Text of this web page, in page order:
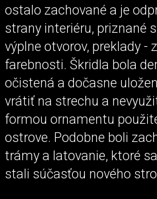
ostalo zachované a je
strany interiéru, priznané
výplne otvorov, preklady -
farebnosti. Škridla bola
očistená a dočasne
vrátiť na strechu a
formou ornamentu
ostrove. Podobne boli
trámy a latovanie, ktoré
stali súčasťou nového